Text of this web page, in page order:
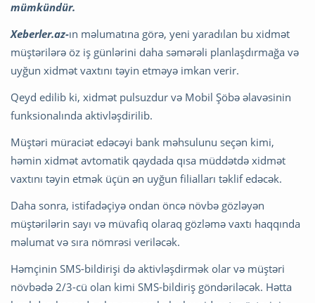
mümkündür.
Xeberler.az-ın məlumatına görə, yeni yaradılan bu xidmət
müştərilərə öz iş günlərini daha səmərəli planlaşdırmağa və
uyğun xidmət vaxtını təyin etməyə imkan verir.
Qeyd edilib ki, xidmət pulsuzdur və Mobil Şöbə əlavəsinin
funksionalında aktivləşdirilib.
Müştəri müraciət edəcəyi bank məhsulunu seçən kimi,
həmin xidmət avtomatik qaydada qısa müddətdə xidmət
vaxtını təyin etmək üçün ən uyğun filialları təklif edəcək.
Daha sonra, istifadəçiyə ondan öncə növbə gözləyən
müştərilərin sayı və müvafiq olaraq gözləmə vaxtı haqqında
məlumat və sıra nömrəsi veriləcək.
Həmçinin SMS-bildirişi də aktivləşdirmək olar və müştəri
növbədə 2/3-cü olan kimi SMS-bildiriş göndəriləcək. Hətta